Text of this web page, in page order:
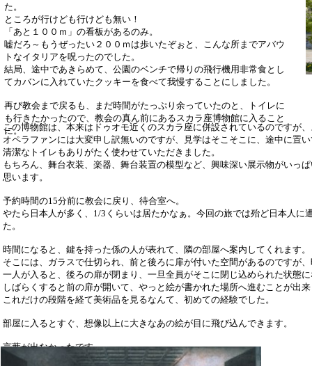
た。
ところが行けども行けども無い！
「あと１００ｍ」の看板があるのみ。
嘘だろ～もうぜったい２００ｍは歩いたぞぉと、こんな所までアバウ
トなイタリアを呪ったのでした。
結局、途中であきらめて、公園のベンチで帰りの飛行機用非常食とし
てカバンに入れていたクッキーを食べて我慢することにしました。
再び教会まで戻るも、まだ時間がたっぷり余っていたのと、トイレに
も行きたかったので、教会の真ん前にあるスカラ座博物館に入ること
に。
この博物館は、本来はドゥオモ近くのスカラ座に併設されているのですが
オペラファンには大変申し訳無いのですが、見学はそこそこに、途中に置
清潔なトイレもありがたく使わせていただきました。
もちろん、舞台衣装、楽器、舞台装置の模型など、興味深い展示物がいっ
思います。
予約時間の15分前に教会に戻り、待合室へ。
やたら日本人が多く、1/3くらいは居たかなぁ。今回の旅では殆ど日本人
た。
時間になると、鍵を持った係の人が表れて、隣の部屋へ案内してくれます。
そこには、ガラスで仕切られ、前と後ろに扉が付いた空間があるのですが
一人が入ると、後ろの扉が閉まり、一旦全員がそこに閉じ込められた状態
しばらくすると前の扉が開いて、やっと絵が書かれた場所へ進むことが出
これだけの段階を経て美術品を見るなんて、初めての経験でした。
部屋に入るとすぐ、想像以上に大きなあの絵が目に飛び込んできます。
言葉が出なかったです。
そのまましばらく立ちすくんでしまいました。